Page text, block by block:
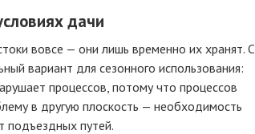
дачи
вовсе — они лишь временно их хранят. С
вариант для сезонного использования:
процессов, потому что процессов
в другую плоскость — необходимость
подъездных путей.